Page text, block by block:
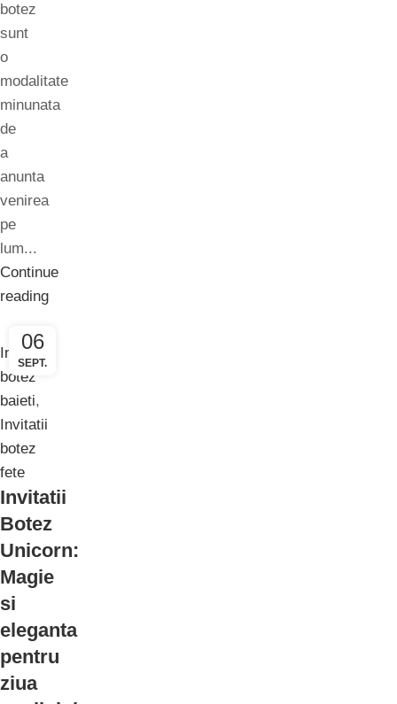
botez
sunt
o
modalitate
minunata
de
a
anunta
venirea
pe
lum...
Continue
reading
06
SEPT.
Invitatii
botez
baieti,
Invitatii
botez
fete
Invitatii
Botez
Unicorn:
Magie
si
eleganta
pentru
ziua